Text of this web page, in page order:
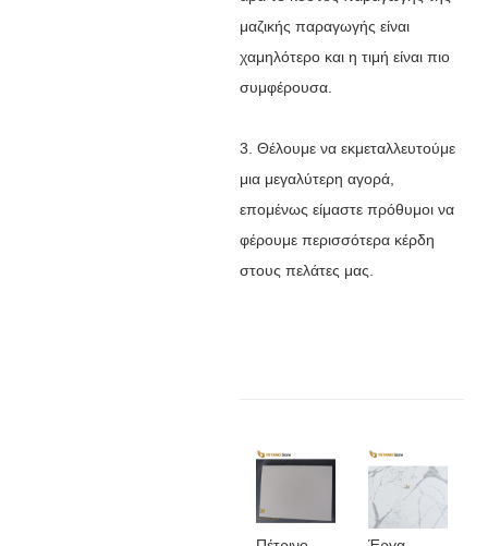
μαζικής παραγωγής είναι
χαμηλότερο και η τιμή είναι πιο
συμφέρουσα.
3. Θέλουμε να εκμεταλλευτούμε
μια μεγαλύτερη αγορά,
επομένως είμαστε πρόθυμοι να
φέρουμε περισσότερα κέρδη
στους πελάτες μας.